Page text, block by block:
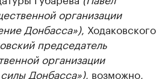
организации
Донбасса»), Ходаковского
председатель
организации
Донбасса»), возможно,